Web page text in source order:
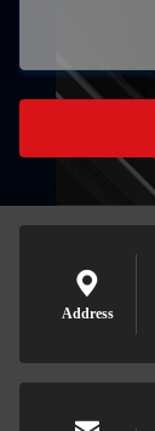
Address